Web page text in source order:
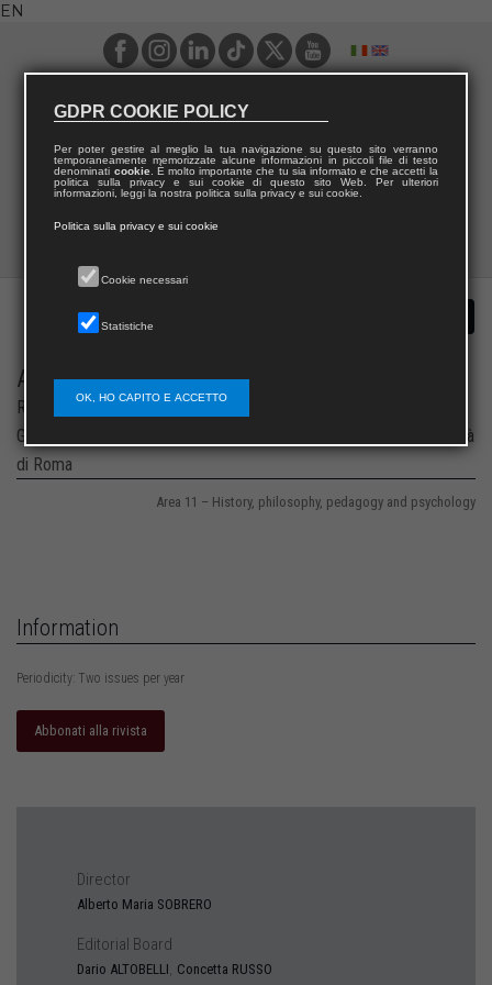
EN
Antropologie Letture TERritori
Rivista semestrale degli studenti del Dipartimento di Studi
Glottoantropologici e Discipline Musicali della “Sapienza” Università
di Roma
Area 11 – History, philosophy, pedagogy and psychology
Information
Periodicity: Two issues per year
Abbonati alla rivista
Director
Alberto Maria SOBRERO
Editorial Board
Dario ALTOBELLI, Concetta RUSSO
GDPR COOKIE POLICY
Per poter gestire al meglio la tua navigazione su questo sito verranno
temporaneamente memorizzate alcune informazioni in piccoli file di testo
denominati cookie. È molto importante che tu sia informato e che accetti la
politica sulla privacy e sui cookie di questo sito Web. Per ulteriori
informazioni, leggi la nostra politica sulla privacy e sui cookie.
Politica sulla privacy e sui cookie
Cookie necessari
Statistiche
OK, HO CAPITO E ACCETTO